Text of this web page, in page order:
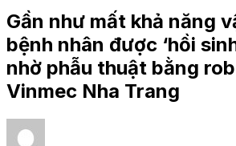
Gần như mất khả năng
bệnh nhân được ‘hồi
nhờ phẫu thuật bằng
Vinmec Nha Trang